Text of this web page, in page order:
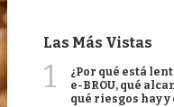
Las Más Vistas
1
¿Por qué está
e-BROU, qué
qué riesgos hay